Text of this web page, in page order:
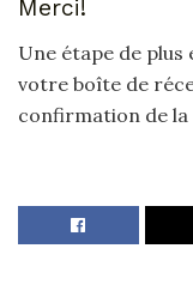
Merci!
Une étape de plus
votre boîte de
confirmation de